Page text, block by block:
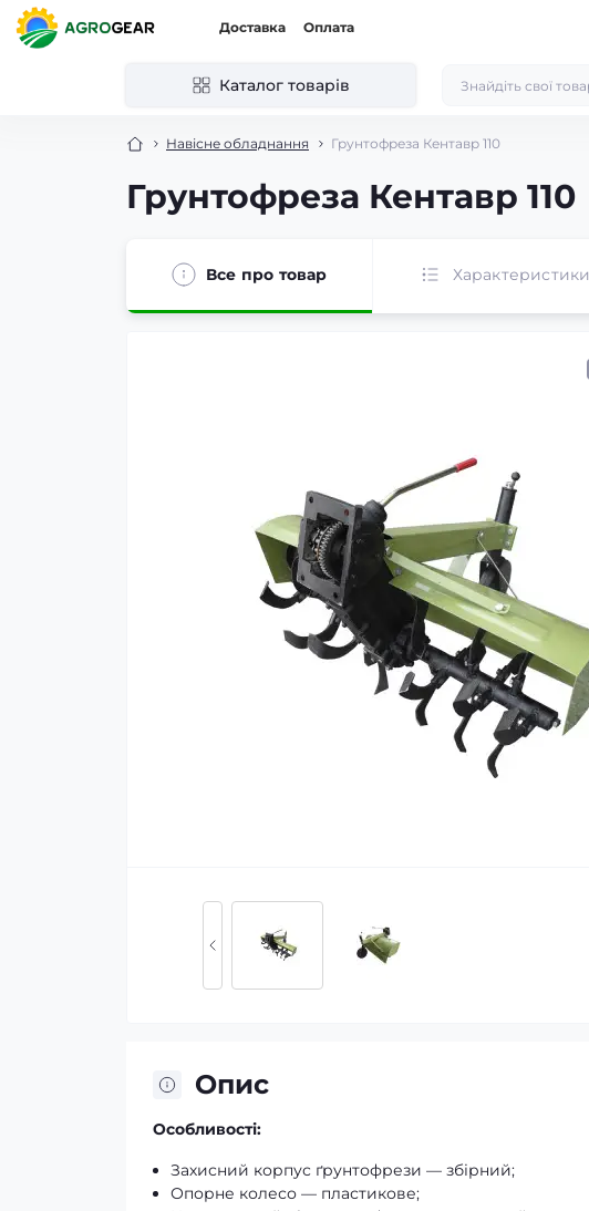
Доставка Оплата
Каталог товарів
Навісне обладнання Грунтофреза Кентавр 110
Грунтофреза Кентавр 110
Все про товар Характеристики
Опис
Особливості:
Захисний корпус ґрунтофрези — збірний;
Опорне колесо — пластикове;